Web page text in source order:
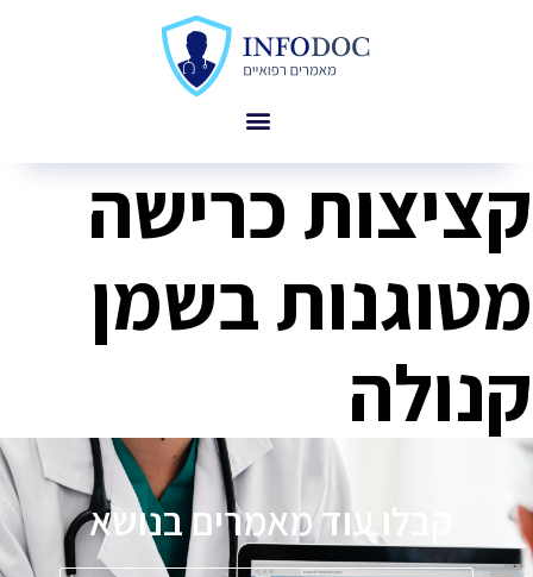
קציצות כרישה
מטוגנות בשמן
קנולה
קבלו עוד מאמרים בנושא